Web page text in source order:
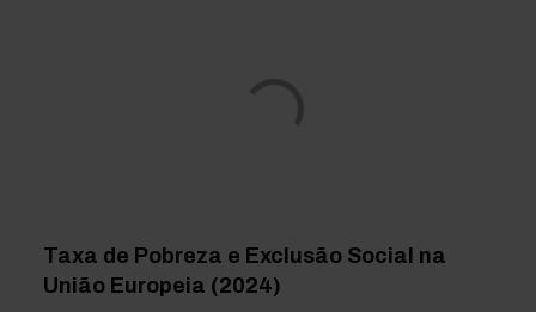
Taxa de Pobreza e Exclusão Social na
União Europeia (2024)